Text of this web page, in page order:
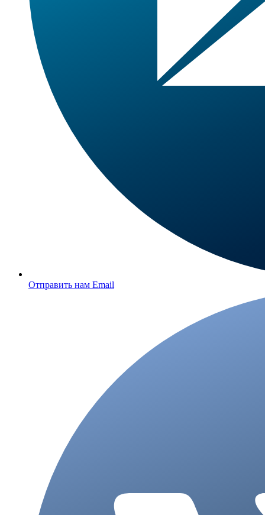
Отправить нам Email